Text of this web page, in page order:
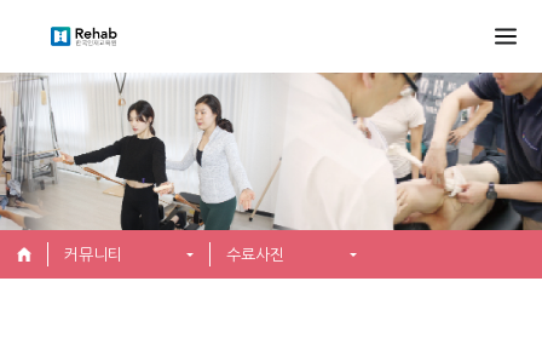
커뮤니티 수료사진